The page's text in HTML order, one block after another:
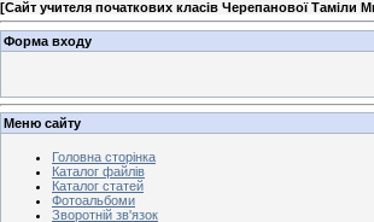
[Сайт учителя початкових класів Черепанової Таміли
Форма входу
Меню сайту
Головна сторінка
Каталог файлів
Каталог статей
Фотоальбоми
Зворотній зв'язок